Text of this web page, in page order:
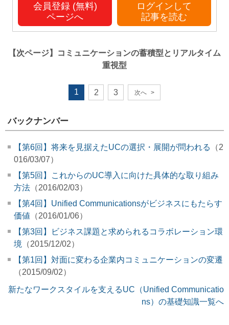
会員登録 (無料)
ページへ
ログインして
記事を読む
【次ページ】
コミュニケーションの蓄積型とリアルタイム
重視型
1 2 3 次へ >
バックナンバー
【第6回】将来を見据えたUCの選択・展開が問われる
（2
016/03/07）
【第5回】これからのUC導入に向けた具体的な取り組み
方法 （2016/02/03）
【第4回】Unified Communicationsがビジネスにもたらす
価値 （2016/01/06）
【第3回】ビジネス課題と求められるコラボレーション環
境 （2015/12/02）
【第1回】対面に変わる企業内コミュニケーションの変遷
（2015/09/02）
新たなワークスタイルを支えるUC（Unified Communicatio
ns）の基礎知識一覧へ